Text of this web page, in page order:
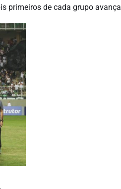
primeiros de cada grupo